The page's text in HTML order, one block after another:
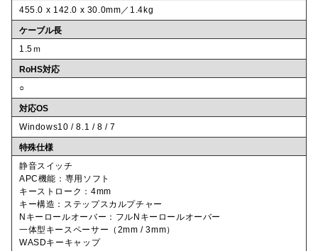
455.0 x 142.0 x 30.0mm／1.4kg
ケーブル長
1.5ｍ
RoHS対応
○
対応OS
Windows10 / 8.1 / 8 / 7
特殊仕様
静音スイッチ
APC機能：専用ソフト
キーストローク：4mm
キー構造：ステップスカルプチャー
Nキーロールオーバー：フルNキーロールオーバー
一体型キースペーサー（2mm / 3mm）
WASDキーキャップ